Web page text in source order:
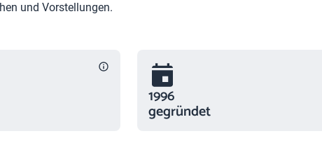
und Vorstellungen.
1996
gegründet